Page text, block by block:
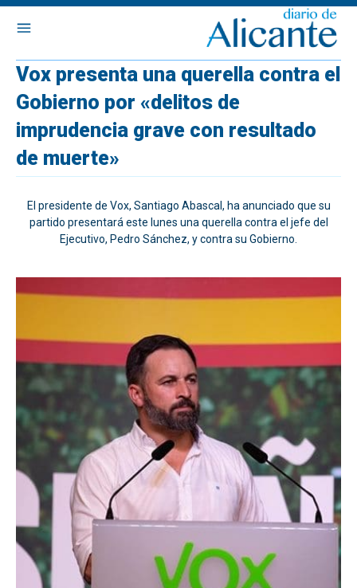
Vox presenta una querella contra el
Gobierno por «delitos de
imprudencia grave con resultado
de muerte»
El presidente de Vox, Santiago Abascal, ha anunciado que su
partido presentará este lunes una querella contra el jefe del
Ejecutivo, Pedro Sánchez, y contra su Gobierno.